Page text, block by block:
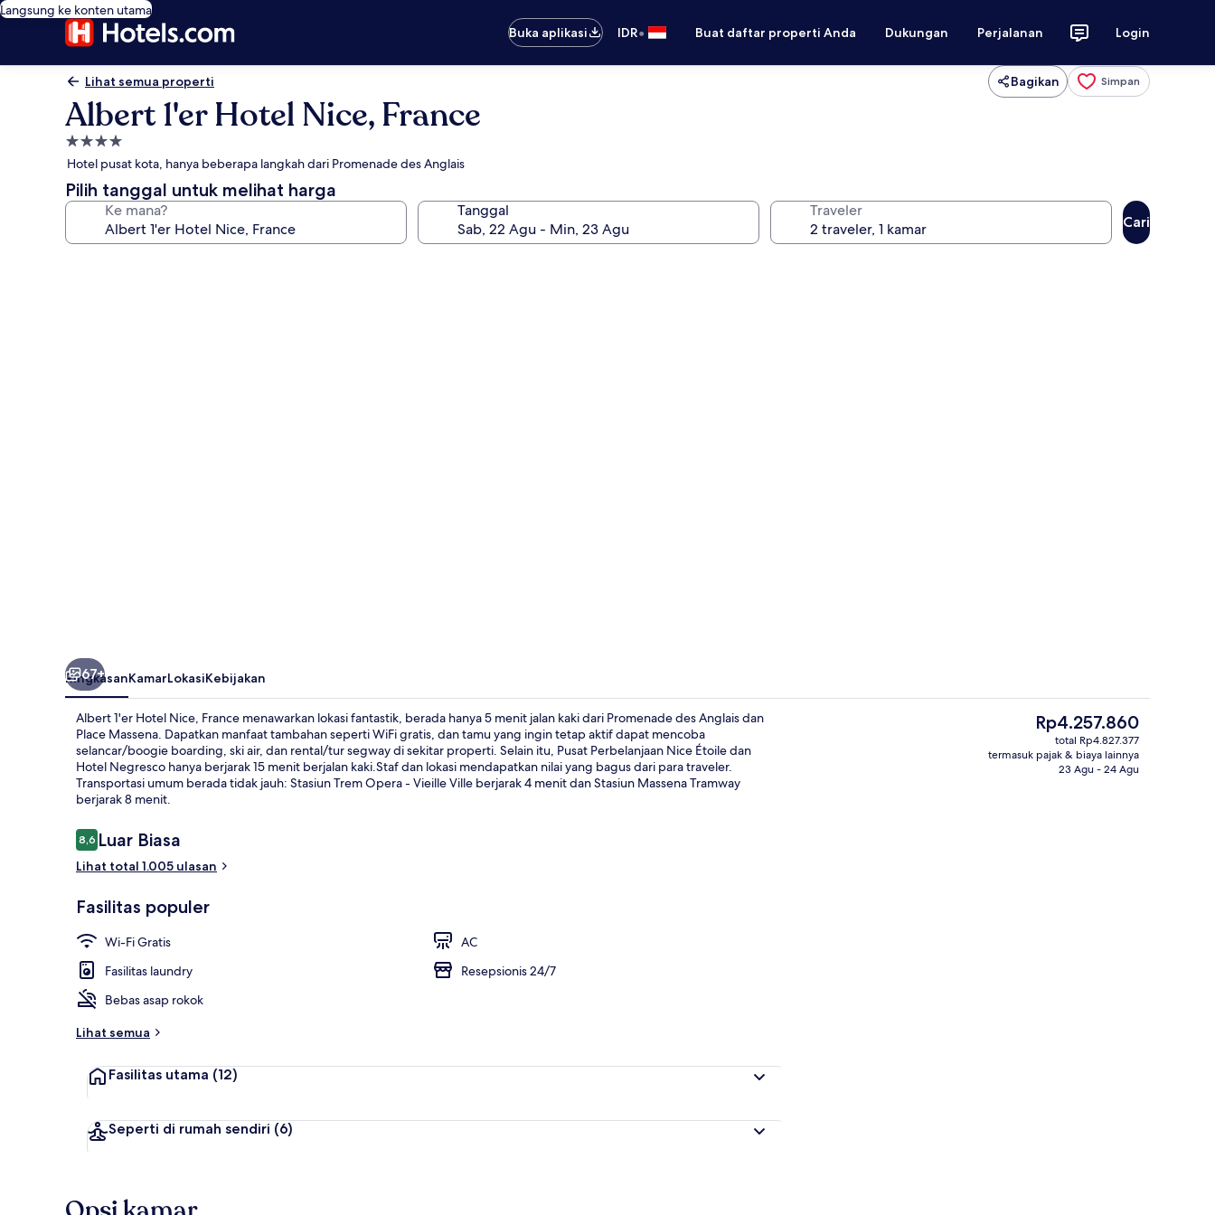
Langsung ke konten utama
Buka aplikasi
IDR• Buat daftar properti Anda Dukungan Perjalanan Login
Lihat semua properti Bagikan Simpan
Albert 1'er Hotel Nice, France
Properti
bintang
4.0
Hotel pusat kota, hanya beberapa langkah dari Promenade des Anglais
Pilih tanggal untuk melihat harga
Ke mana? Tanggal Traveler
Cari
67+
RingkasanKamarLokasiKebijakan
Albert 1'er Hotel Nice, France menawarkan lokasi fantastik, berada hanya 5 menit jalan kaki dari Promenade des Anglais dan
Place Massena. Dapatkan manfaat tambahan seperti WiFi gratis, dan tamu yang ingin tetap aktif dapat mencoba
selancar/boogie boarding, ski air, dan rental/tur segway di sekitar properti. Selain itu, Pusat Perbelanjaan Nice Étoile dan
Hotel Negresco hanya berjarak 15 menit berjalan kaki.Staf dan lokasi mendapatkan nilai yang bagus dari para traveler.
Transportasi umum berada tidak jauh: Stasiun Trem Opera - Vieille Ville berjarak 4 menit dan Stasiun Massena Tramway
berjarak 8 menit.
Ulasan
8,68,6 dari 10
Luar Biasa
Lihat total 1.005 ulasan
Fasilitas populer
Wi-Fi Gratis
AC
Fasilitas laundry
Resepsionis 24/7
Bebas asap rokok
Lihat semua
Fasilitas utama (12)
Seperti di rumah sendiri (6)
Harga
saat
ini
Rp4.257.860
Rp4.257.860
total Rp4.827.377
termasuk pajak & biaya lainnya
23 Agu - 24 Agu